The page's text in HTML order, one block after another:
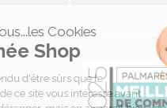
C'est nous...les
Périnée Shop
On a attendu d'être sûrs que
contenu de ce site vous